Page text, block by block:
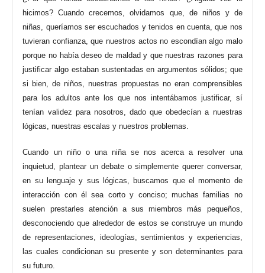
hicimos? Cuando crecemos, olvidamos que, de niños y de
niñas, queríamos ser escuchados y tenidos en cuenta, que nos
tuvieran confianza, que nuestros actos no escondían algo malo
porque no había deseo de maldad y que nuestras razones para
justificar algo estaban sustentadas en argumentos sólidos; que
si bien, de niños, nuestras propuestas no eran comprensibles
para los adultos ante los que nos intentábamos justificar, sí
tenían validez para nosotros, dado que obedecían a nuestras
lógicas, nuestras escalas y nuestros problemas.
Cuando un niño o una niña se nos acerca a resolver una
inquietud, plantear un debate o simplemente querer conversar,
en su lenguaje y sus lógicas, buscamos que el momento de
interacción con él sea corto y conciso; muchas familias no
suelen prestarles atención a sus miembros más pequeños,
desconociendo que alrededor de estos se construye un mundo
de representaciones, ideologías, sentimientos y experiencias,
las cuales condicionan su presente y son determinantes para
su futuro.